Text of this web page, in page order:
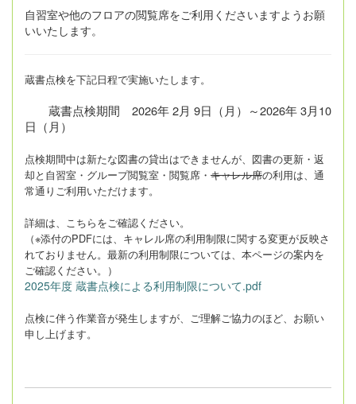
自習室や他のフロアの閲覧席をご利用くださいますようお願
いいたします。
蔵書点検を下記日程で実施いたします。
蔵書点検期間 2026年 2月 9日（月）～2026年 3月10
日（月）
点検期間中は新たな図書の貸出はできませんが、図書の更新・返
却と自習室・グループ閲覧室・閲覧席・ キャレル席の利用は、通
常通りご利用いただけます。
詳細は、こちらをご確認ください。
（※添付のPDFには、キャレル席の利用制限に関する変更が反映さ
れておりません。最新の利用制限については、本ページの案内を
ご確認ください。）
2025年度 蔵書点検による利用制限について.pdf
点検に伴う作業音が発生しますが、ご理解ご協力のほど、お願い
申し上げます。